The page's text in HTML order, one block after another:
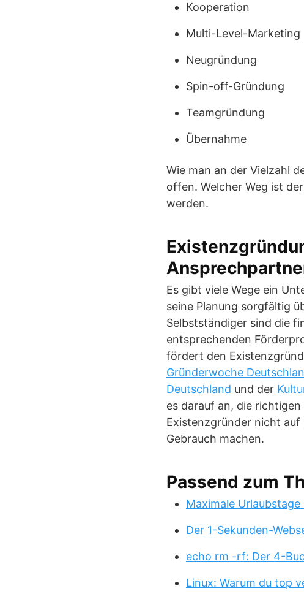
Kooperation
Multi-Level-Marketing
Neugründung
Spin-off-Gründung
Teamgründung
Übernahme
Wie man an der Vielzahl
offen. Welcher Weg ist
werden.
Es gibt viele Wege ein
seine Planung sorgfältig
Selbstständiger sind die
entsprechenden
fördert den
Gründerwoche
Deutschland und der
es darauf an, die
Existenzgründer nicht
Gebrauch machen.
Passend zum
Maximale
Der 1-Sekunden-
echo rm -rf: Der 4-
Linux: Warum du top